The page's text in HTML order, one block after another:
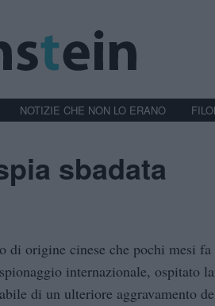
NOTIZIE CHE NON LO ERANO
sbadata
di origine cinese che pochi mesi fa
internazionale, ospitato
di un ulteriore aggravamento